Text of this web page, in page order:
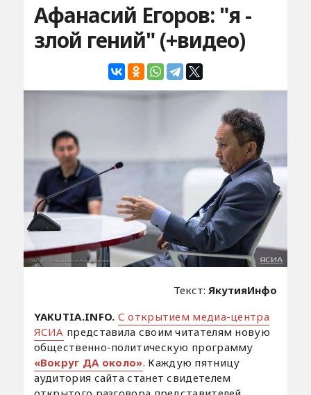
Афанасий Егоров: "я -
злой гений" (+видео)
Текст:ЯкутияИнфо
YAKUTIA.INFO. С открытием медиа-центра
ЯСИА представила своим читателям новую
общественно-политическую программу
«Вокруг ДА около». Каждую пятницу
аудитория сайта станет свидетелем